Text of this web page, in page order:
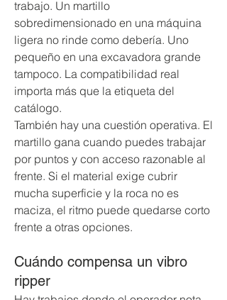
trabajo. Un martillo
sobredimensionado en una máquina
ligera no rinde como debería. Uno
pequeño en una excavadora grande
tampoco. La compatibilidad real
importa más que la etiqueta del
catálogo.
También hay una cuestión operativa. El
martillo gana cuando puedes trabajar
por puntos y con acceso razonable al
frente. Si el material exige cubrir
mucha superficie y la roca no es
maciza, el ritmo puede quedarse corto
frente a otras opciones.
Cuándo compensa un vibro
ripper